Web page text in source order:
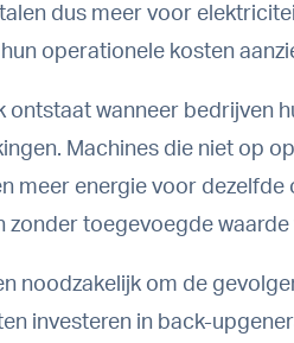
dus meer voor
operationele kosten
ontstaat wanneer bedrijven
Machines die niet op
meer energie voor
zonder toegevoegde
noodzakelijk om de
investeren in back-